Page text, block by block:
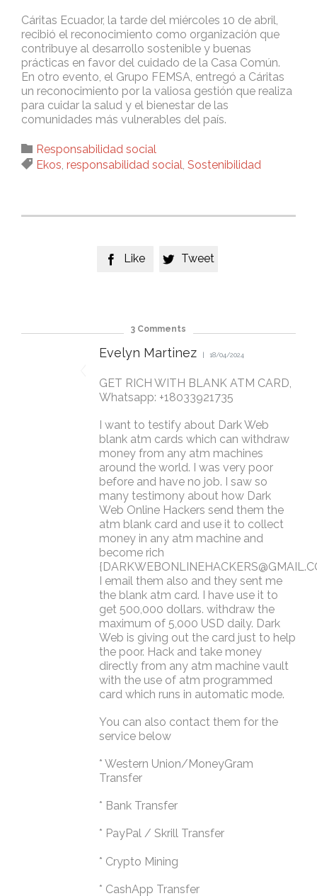
Cáritas Ecuador, la tarde del miércoles 10 de abril,
recibió el reconocimiento como organización que
contribuye al desarrollo sostenible y buenas
prácticas en favor del cuidado de la Casa Común.
En otro evento, el Grupo FEMSA, entregó a Cáritas
un reconocimiento por la valiosa gestión que realiza
para cuidar la salud y el bienestar de las
comunidades más vulnerables del país.
 Category
Responsabilidad social
 Tags
Ekos responsabilidad social Sostenibilidad
 Like  Tweet
3 Comments
Evelyn Martinez 18/04/2024
GET RICH WITH BLANK ATM CARD,
Whatsapp: +18033921735
I want to testify about Dark Web
blank atm cards which can withdraw
money from any atm machines
around the world. I was very poor
before and have no job. I saw so
many testimony about how Dark
Web Online Hackers send them the
atm blank card and use it to collect
money in any atm machine and
become rich
{
I email them also and they sent me
the blank atm card. I have use it to
get 500,000 dollars. withdraw the
maximum of 5,000 USD daily. Dark
Web is giving out the card just to help
the poor. Hack and take money
directly from any atm machine vault
with the use of atm programmed
card which runs in automatic mode.
You can also contact them for the
service below
* Western Union/MoneyGram
Transfer
* Bank Transfer
* PayPal / Skrill Transfer
* Crypto Mining
* CashApp Transfer